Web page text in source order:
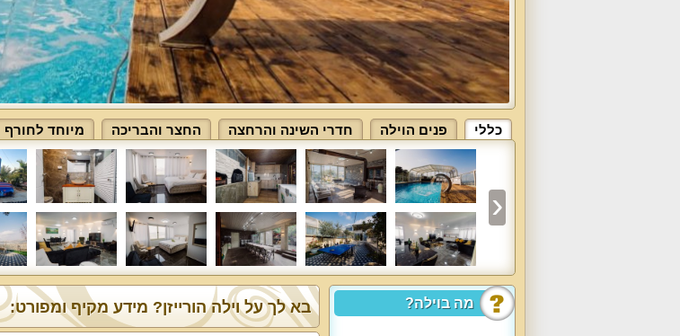
כללי פנים הוילה חדרי השינה והרחצה החצר והבריכה מיוחד לחורף
מה בוילה? בא לך על וילה הורייזן? מידע מקיף ומפורט: